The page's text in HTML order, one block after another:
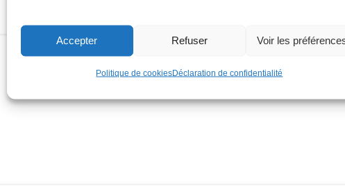
Accepter Refuser Voir les
Politique de cookiesDéclaration de confidentialité